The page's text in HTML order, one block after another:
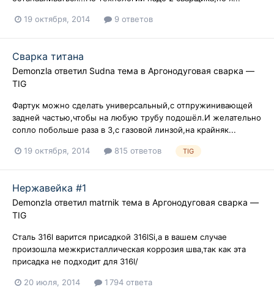
19 октября, 2014 9 ответов
Сварка титана
Demonzla ответил Sudna тема в Аргонодуговая сварка —
TIG
Фартук можно сделать универсальный,с отпружинивающей
задней частью,чтобы на любую трубу подошёл.И желательно
сопло побольше раза в 3,с газовой линзой,на крайняк...
19 октября, 2014 815 ответов TIG
Нержавейка #1
Demonzla ответил matrnik тема в Аргонодуговая сварка —
TIG
Сталь 316l варится присадкой 316lSi,а в вашем случае
произошла межкристаллическая коррозия шва,так как эта
присадка не подходит для 316l/
20 июля, 2014 1 794 ответа